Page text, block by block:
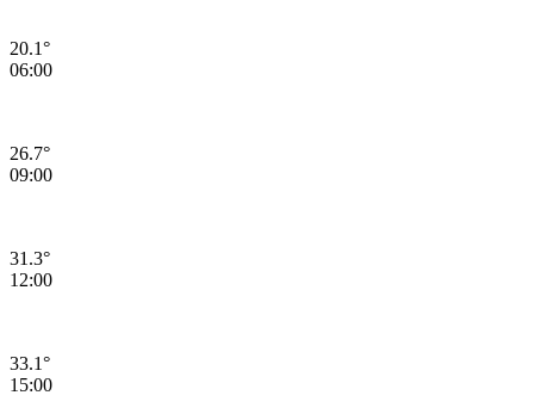
20.1°
06:00
26.7°
09:00
31.3°
12:00
33.1°
15:00